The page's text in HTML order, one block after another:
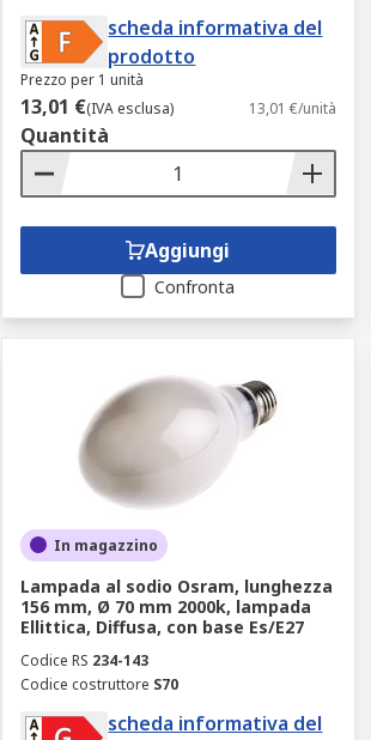
scheda informativa del
prodotto
Prezzo per 1 unità
13,01 €(IVA esclusa) 13,01 €/unità
Quantità
Aggiungi
Confronta
In magazzino
Lampada al sodio Osram, lunghezza
156 mm, Ø 70 mm 2000k, lampada
Ellittica, Diffusa, con base Es/E27
Codice RS 234-143
Codice costruttore S70
scheda informativa del